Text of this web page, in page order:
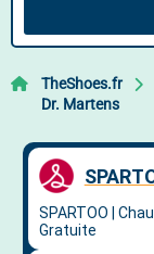
TheShoes.fr
Dr. Martens